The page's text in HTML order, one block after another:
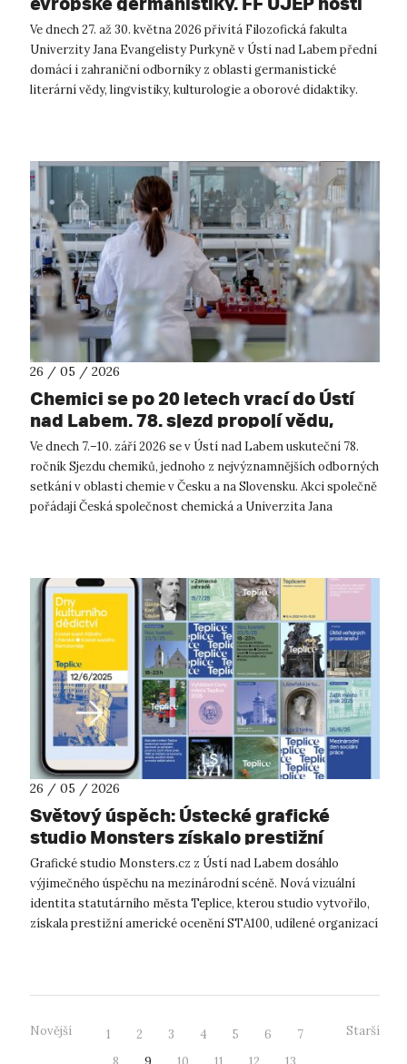
prestižní mezinárodní konferenci.
Ve dnech 27. až 30. května 2026 přivítá Filozofická fakulta
Univerzity Jana Evangelisty Purkyně v Ústí nad Labem přední
domácí i zahraniční odborníky z oblasti germanistické
literární vědy, lingvistiky, kulturologie a oborové didaktiky.
26 / 05 / 2026
Chemici se po 20 letech vrací do Ústí
nad Labem. 78. sjezd propojí vědu,
vzdělávání i průmysl.
Ve dnech 7.–10. září 2026 se v Ústí nad Labem uskuteční 78.
ročník Sjezdu chemiků, jednoho z nejvýznamnějších odborných
setkání v oblasti chemie v Česku a na Slovensku. Akci společně
pořádají Česká společnost chemická a Univerzita Jana
26 / 05 / 2026
Světový úspěch: Ústecké grafické
studio Monsters získalo prestižní
ocenění STA100 v Chicagu za novou
vizuální identitu Teplic. Stojí za nimi
akademici z UJEP
Grafické studio Monsters.cz z Ústí nad Labem dosáhlo
výjimečného úspěchu na mezinárodní scéně. Nová vizuální
identita statutárního města Teplice, kterou studio vytvořilo,
získala prestižní americké ocenění STA100, udílené organizací
Novější 1 2 3 4 5 6
7
Starší